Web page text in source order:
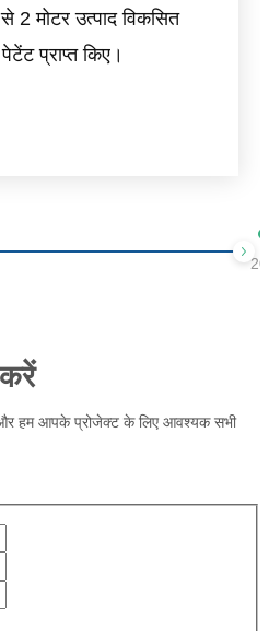
2 मोटर उत्पाद विकसित
प्राप्त किए।
हम आपके प्रोजेक्ट के लिए आवश्यक सभी